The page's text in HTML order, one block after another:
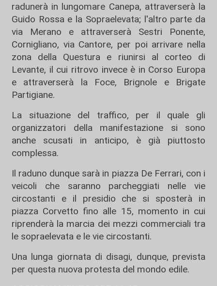
radunerà in lungomare Canepa, attraverserà la
Guido Rossa e la Sopraelevata; l'altro parte da
via Merano e attraverserà Sestri Ponente,
Cornigliano, via Cantore, per poi arrivare nella
zona della Questura e riunirsi al corteo di
Levante, il cui ritrovo invece è in Corso Europa
e attraverserà la Foce, Brignole e Brigate
Partigiane.
La situazione del traffico, per il quale gli
organizzatori della manifestazione si sono
anche scusati in anticipo, è già piuttosto
complessa.
Il raduno dunque sarà in piazza De Ferrari, con i
veicoli che saranno parcheggiati nelle vie
circostanti e il presidio che si sposterà in
piazza Corvetto fino alle 15, momento in cui
riprenderà la marcia dei mezzi commerciali tra
le sopraelevata e le vie circostanti.
Una lunga giornata di disagi, dunque, prevista
per questa nuova protesta del mondo edile.